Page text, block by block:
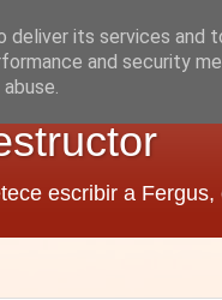
escribir a
its services and
and security